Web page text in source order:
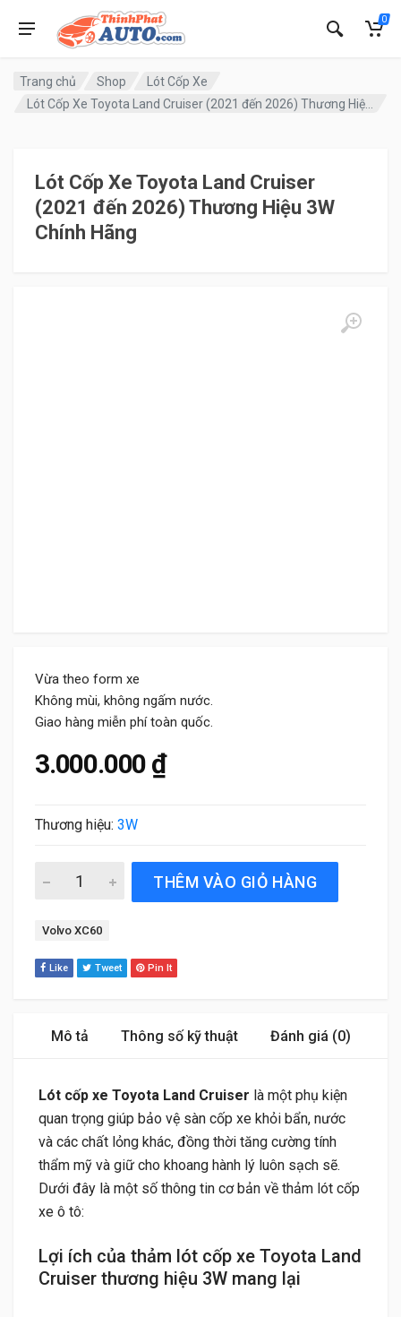
0
Trang chủ Shop
Lót Cốp Xe
Lót Cốp Xe Toyota Land Cruiser
(2021 đến 2026) Thương Hiệu 3W
Chính Hãng
Vừa theo form xe
Không mùi, không ngấm nước.
Giao hàng miễn phí toàn quốc.
3.000.000 ₫
Thương hiệu: 3W
Lót Cốp Xe Toyota Land Cruiser (2021 đến 2026)
THÊM VÀO GIỎ HÀNG
Tag:
Volvo XC60
Like Tweet Pin It
Mô tả Thông số kỹ thuật Đánh giá (0)
Lót cốp xe Toyota Land Cruiser là một phụ kiện
quan trọng giúp bảo vệ sàn cốp xe khỏi bẩn, nước
và các chất lỏng khác, đồng thời tăng cường tính
thẩm mỹ và giữ cho khoang hành lý luôn sạch sẽ.
Dưới đây là một số thông tin cơ bản về thảm lót cốp
xe ô tô:
Lợi ích của thảm lót cốp xe Toyota Land
Cruiser thương hiệu 3W mang lại